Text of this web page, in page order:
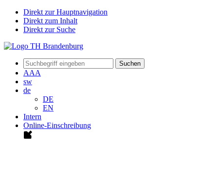
Direkt zur Hauptnavigation
Direkt zum Inhalt
Direkt zur Suche
Suchen
AAA
sw
de
DE
EN
Intern
Online-Einschreibung